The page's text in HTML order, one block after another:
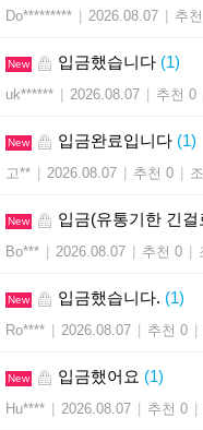
Do********* 2026.08.07 추
New 입금했습니다 (1)
uk****** 2026.08.07 추천 0
New 입금완료입니다 (1)
고** 2026.08.07 추천 0
New 입금(유통기한 긴
Bo*** 2026.08.07 추천 0
New 입금했습니다. (1)
Ro**** 2026.08.07 추천 0
New 입금했어요 (1)
Hu**** 2026.08.07 추천 0